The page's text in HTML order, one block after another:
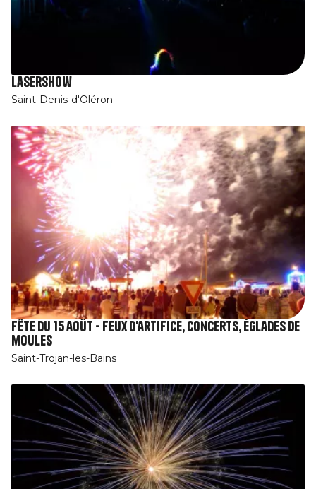
Lasershow
Saint-Denis-d'Oléron
Fête du 15 août - Feux d'artifice, concerts, églades de
moules
Saint-Trojan-les-Bains